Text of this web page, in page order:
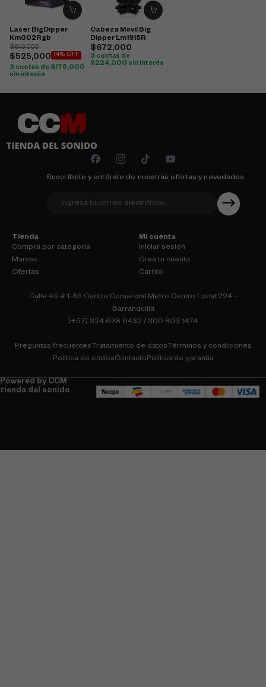
Laser BigDipper
Km002Rgb
$610,000
$525,000 14% OFF
3 cuotas de $175,000
sin interés
Cabeza Movil Big
Dipper Lm1915R
$672,000
3 cuotas de
$224,000 sin interés
Suscríbete y entérate de nuestras ofertas y novedades
Tienda
Compra por categoría
Marcas
Ofertas
Mi cuenta
Iniciar sesión
Crea tu cuenta
Carrito
Calle 45 # 1-85 Centro Comercial Metro Centro Local 224 -
Barranquilla
(+57) 324 638 6432 / 300 803 1474
Preguntas frecuentesTratamiento de datosTérminos y condiciones
Política de envíosContactoPolítica de garantia
Powered by CCM
tienda del sonido